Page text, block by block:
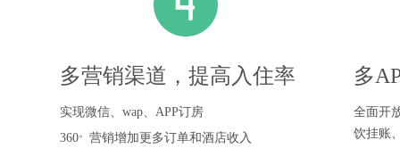
多营销渠道，提高入住率
实现微信、wap、APP订房
360。 营销增加更多订单和酒店收入
多
全面开
饮挂账